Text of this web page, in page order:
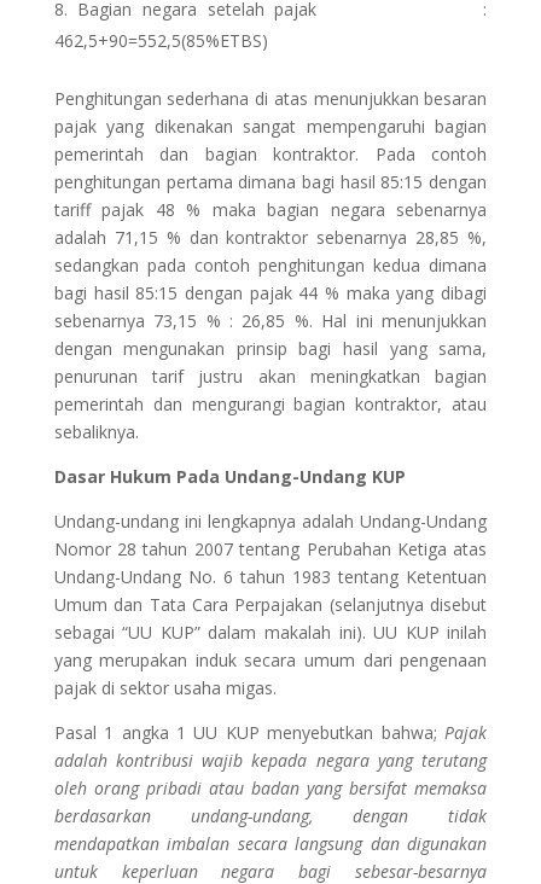
Bagian negara setelah pajak :
462,5+90=552,5(85%ETBS)
Penghitungan sederhana di atas menunjukkan besaran
pajak yang dikenakan sangat mempengaruhi bagian
pemerintah dan bagian kontraktor. Pada contoh
penghitungan pertama dimana bagi hasil 85:15 dengan
tariff pajak 48 % maka bagian negara sebenarnya
adalah 71,15 % dan kontraktor sebenarnya 28,85 %,
sedangkan pada contoh penghitungan kedua dimana
bagi hasil 85:15 dengan pajak 44 % maka yang dibagi
sebenarnya 73,15 % : 26,85 %. Hal ini menunjukkan
dengan mengunakan prinsip bagi hasil yang sama,
penurunan tarif justru akan meningkatkan bagian
pemerintah dan mengurangi bagian kontraktor, atau
sebaliknya.
Dasar Hukum Pada Undang-Undang KUP
Undang-undang ini lengkapnya adalah Undang-Undang
Nomor 28 tahun 2007 tentang Perubahan Ketiga atas
Undang-Undang No. 6 tahun 1983 tentang Ketentuan
Umum dan Tata Cara Perpajakan (selanjutnya disebut
sebagai “UU KUP” dalam makalah ini). UU KUP inilah
yang merupakan induk secara umum dari pengenaan
pajak di sektor usaha migas.
Pasal 1 angka 1 UU KUP menyebutkan bahwa;Pajak
adalah kontribusi wajib kepada negara yang terutang
oleh orang pribadi atau badan yang bersifat memaksa
berdasarkan undang-undang, dengan tidak
mendapatkan imbalan secara langsung dan digunakan
untuk keperluan negara bagi sebesar-besarnya